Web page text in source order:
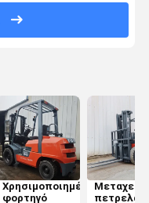
Χρησιμοποιημένο
φορτηγό